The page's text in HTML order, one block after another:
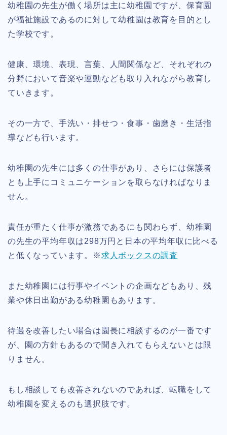
幼稚園の先生が働く場所は主に幼稚園ですが、保育園
が福祉施設であるのに対して幼稚園は教育を目的とし
た学校です。
健康、環境、表現、言葉、人間関係など、それぞれの
分野において音楽や運動なども取り入れながら教育し
ていきます。
その一方で、手洗い・排せつ・食事・歯磨き・生活指
導なども行います。
幼稚園の先生には多くの仕事があり、さらには保護者
とも上手にコミュニケーションを取らなければなりま
せん。
責任が重たく仕事が激務であるにも関わらず、幼稚園
の先生の平均年収は298万円と日本の平均年収に比べる
と低くなっています。※求人ボックスの調査
また幼稚園には行事やイベントの企画などもあり、残
業や休日出勤がある幼稚園もあります。
待遇を改善したい場合は園長に相談するのが一番です
が、園の方針もあるので聞き入れてもらえないとは限
りません。
もし相談しても改善されないのであれば、転職をして
幼稚園を変えるのも選択肢です。